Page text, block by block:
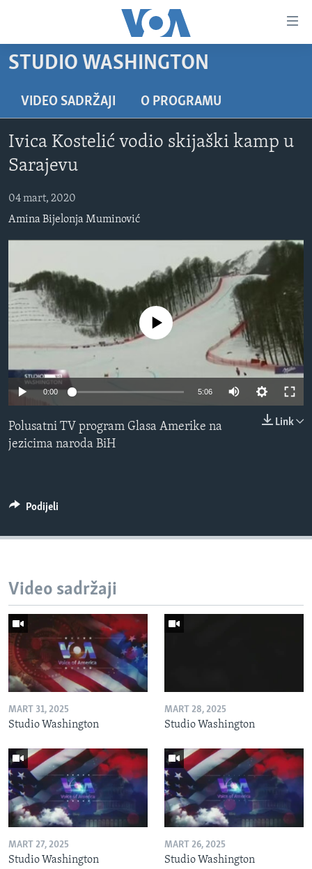
glavni
Pređi
na
glavnu
Idi
pretragu
VIDEO
VIJESTI
SJEDINJENE AMERIČKE DRŽAVE
BOSNA I HERCEGOVINA
SVIJET
NAUKA I TEHNOLOGIJA
SPECIJALNI PROJEKTI
KORUPCIJA
ŽENSKA STRANA
IZBJEGLIČKA STRANA
MAGAZIN
O GLASU AMERIKE
Learning English
PRATITE NAS
STUDIO WASHINGTON
VIDEO SADRŽAJI O PROGRAMU
Ivica Kostelić vodio skijaški kamp u
Sarajevu
04 mart, 2020
Amina Bijelonja Muminović
No media source currently available
0:00 5:06
Link
Polusatni TV program Glasa Amerike na
jezicima naroda BiH
Podijeli
Video sadržaji
MART 31, 2025
Studio Washington
MART 28, 2025
Studio Washington
MART 27, 2025
Studio Washington
MART 26, 2025
Studio Washington